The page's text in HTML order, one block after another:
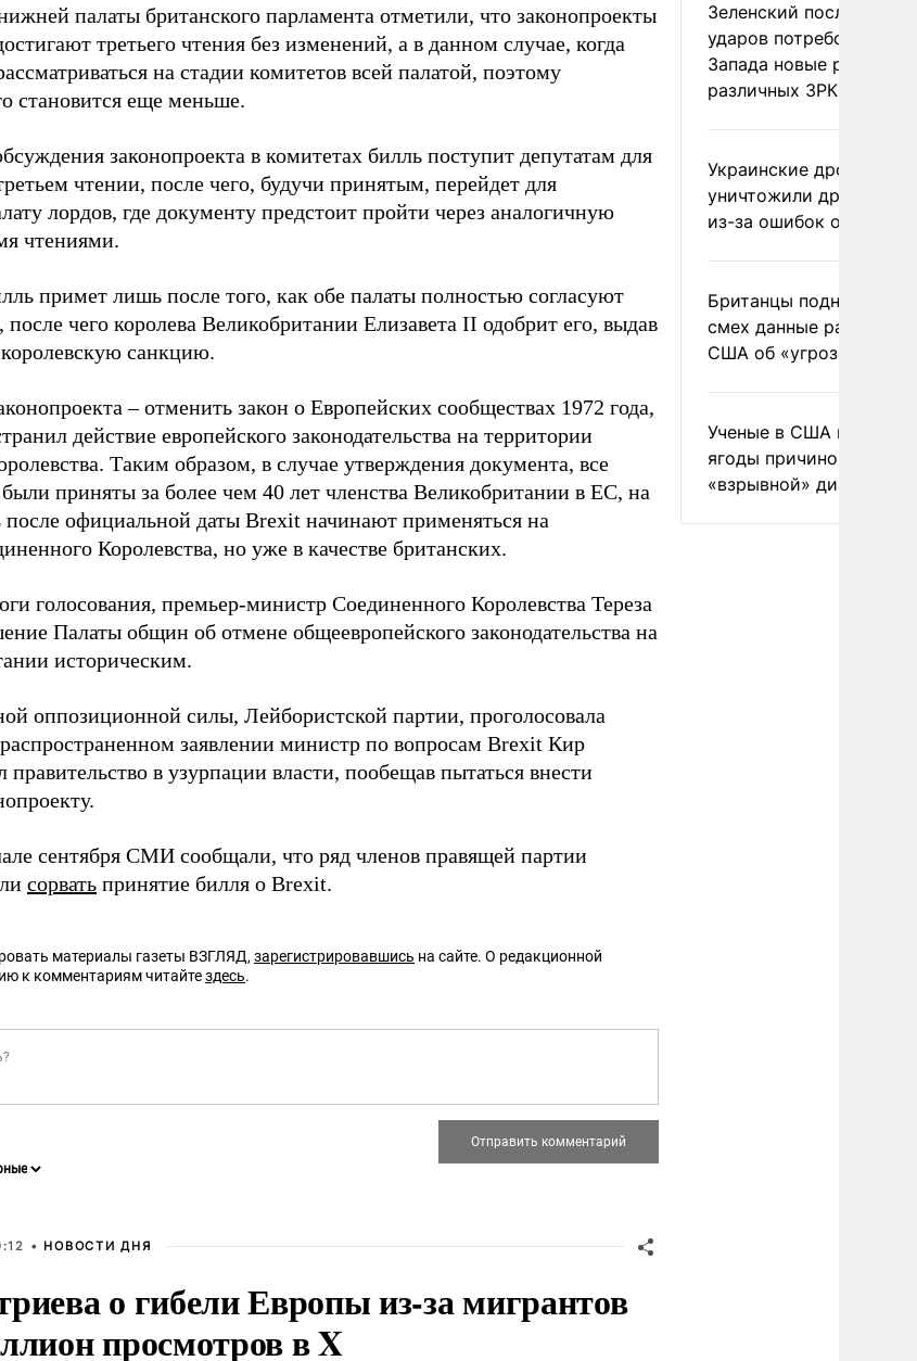
палаты британского парламента отметили, что законопроекты
третьего чтения без изменений, а в данном случае, когда
на стадии комитетов всей палатой, поэтому
становится еще меньше.
законопроекта в комитетах билль поступит депутатам для
чтении, после чего, будучи принятым, перейдет для
лордов, где документу предстоит пройти через аналогичную
чтениями.
примет лишь после того, как обе палаты полностью согласуют
после чего королева Великобритании Елизавета II одобрит его, выдав
санкцию.
– отменить закон о Европейских сообществах 1972 года,
действие европейского законодательства на территории
Таким образом, в случае утверждения документа, все
приняты за более чем 40 лет членства Великобритании в ЕС, на
официальной даты Brexit начинают применяться на
Королевства, но уже в качестве британских.
голосования, премьер-министр Соединенного Королевства Тереза
Палаты общин об отмене общеевропейского законодательства на
историческим.
оппозиционной силы, Лейбористской партии, проголосовала
заявлении министр по вопросам Brexit Кир
в узурпации власти, пообещав пытаться внести
сентября СМИ сообщали, что ряд членов правящей партии
сорвать принятие билля о Brexit.
материалы газеты ВЗГЛЯД, зарегистрировавшись на сайте. О редакционной
к комментариям читайтездесь.
• НОВОСТИ ДНЯ
о гибели Европы из-за мигрантов
просмотров в X
Зеленский после
ударов потребовал у
Запада новые ракеты
различных ЗРК
Украинские дроны
уничтожили друг друга
из-за ошибок
Британцы подняли на
смех данные разведки
США об «угрозе
Ученые в США назвали
ягоды причиной
«взрывной» диареи